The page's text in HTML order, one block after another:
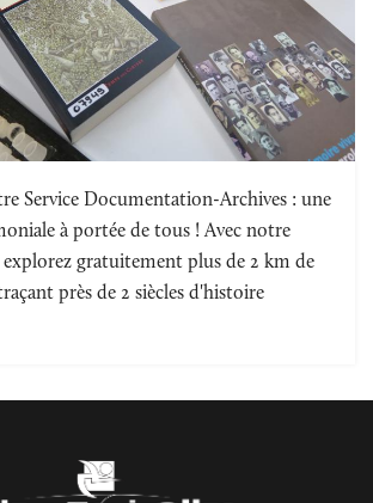
Service Documentation-Archives : une
à portée de tous ! Avec notre
explorez gratuitement plus de 2 km de
près de 2 siècles d'histoire